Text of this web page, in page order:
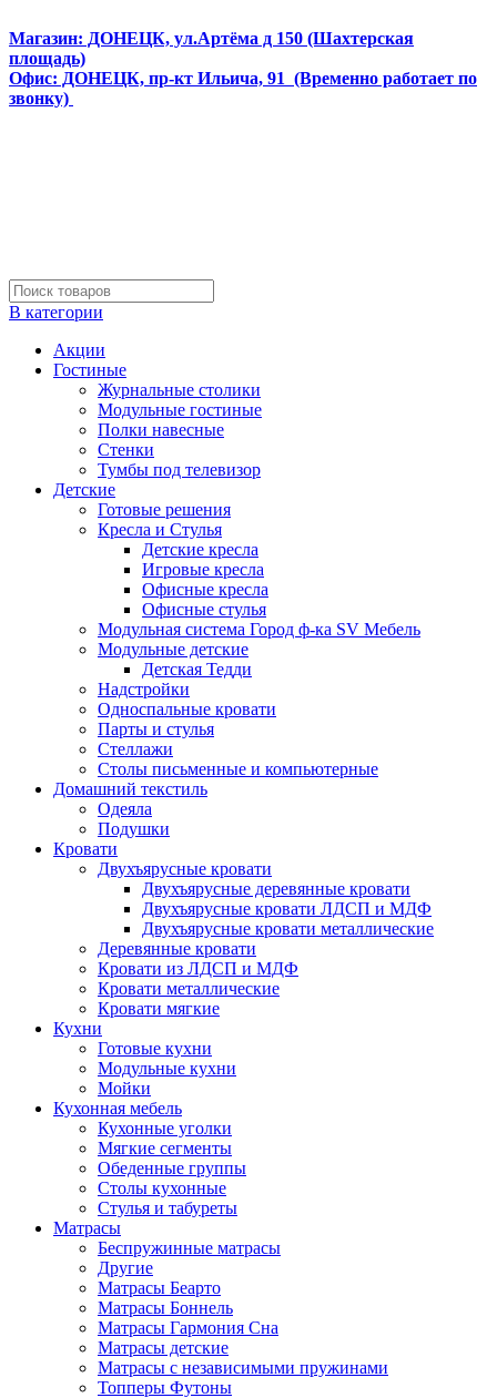
Магазин: ДОНЕЦК, ул.Артёма д 150 (Шахтерская
площадь)
Офис: ДОНЕЦК, пр-кт Ильича, 91 (Временно работает по
звонку)
В категории
Акции
Гостиные
Журнальные столики
Модульные гостиные
Полки навесные
Стенки
Тумбы под телевизор
Детские
Готовые решения
Кресла и Стулья
Детские кресла
Игровые кресла
Офисные кресла
Офисные стулья
Модульная система Город ф-ка SV Мебель
Модульные детские
Детская Тедди
Надстройки
Односпальные кровати
Парты и стулья
Стеллажи
Столы письменные и компьютерные
Домашний текстиль
Одеяла
Подушки
Кровати
Двухъярусные кровати
Двухъярусные деревянные кровати
Двухъярусные кровати ЛДСП и МДФ
Двухъярусные кровати металлические
Деревянные кровати
Кровати из ЛДСП и МДФ
Кровати металлические
Кровати мягкие
Кухни
Готовые кухни
Модульные кухни
Мойки
Кухонная мебель
Кухонные уголки
Мягкие сегменты
Обеденные группы
Столы кухонные
Стулья и табуреты
Матрасы
Беспружинные матрасы
Другие
Матрасы Беарто
Матрасы Боннель
Матрасы Гармония Сна
Матрасы детские
Матрасы с независимыми пружинами
Топперы Футоны